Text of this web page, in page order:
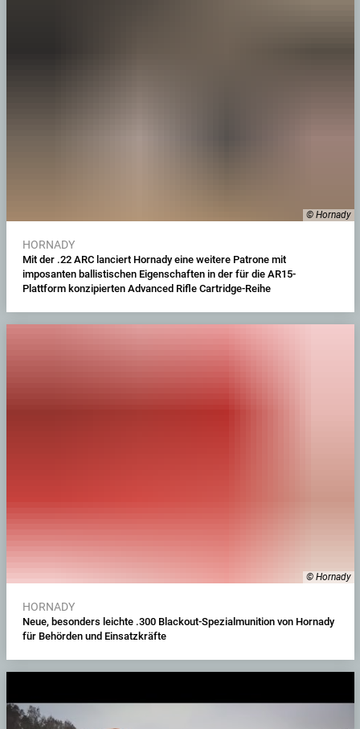
© Hornady
HORNADY
Mit der .22 ARC lanciert Hornady eine weitere Patrone mit
imposanten ballistischen Eigenschaften in der für die AR15-
Plattform konzipierten Advanced Rifle Cartridge-Reihe
© Hornady
HORNADY
Neue, besonders leichte .300 Blackout-Spezialmunition von Hornady
für Behörden und Einsatzkräfte